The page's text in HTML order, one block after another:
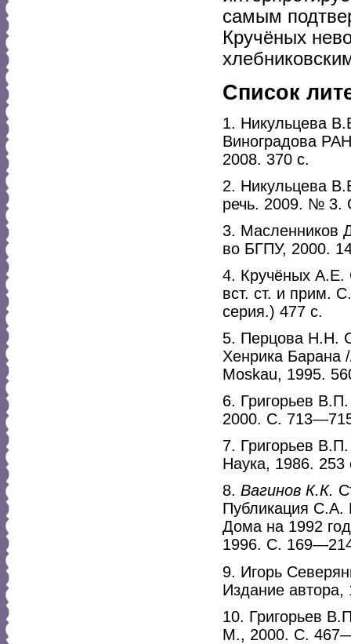
самым
Кручёных
Список
1. Никульцева
Виноградова
2008. 370 с.
2. Никульцева
речь. 2009. №
3. Масленников
во БГПУ, 2000.
4. Кручёных А.Е.
вст. ст. и прим.
серия.) 477 с.
5. Перцова Н.Н.
Хенрика Барана
Moskau, 1995.
6. Григорьев
2000. С.
7. Григорьев
Наука, 1986. 253
8. Вагинов К.К.
Публикация С.А.
Дома на 1992
1996. С.
9. Игорь
Издание автора,
10. Григорьев
М., 2000. С.